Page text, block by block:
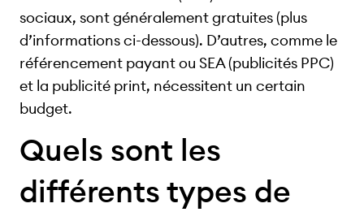
sociaux, sont généralement gratuites (plus
d’informations ci-dessous). D’autres, comme le
référencement payant ou SEA (publicités PPC)
et la publicité print, nécessitent un certain
budget.
Quels sont les
différents types de